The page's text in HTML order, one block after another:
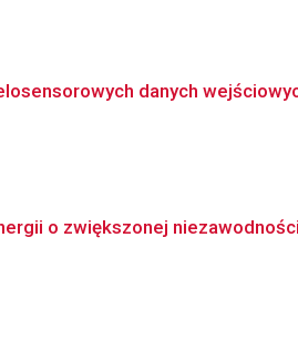
danych
o zwiększonej